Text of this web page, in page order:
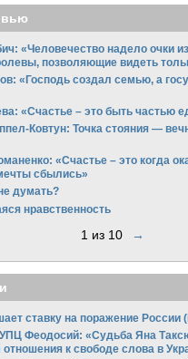
«Человечество надело очки
позволяющие видеть
«Господь создал семью, а
«Счастье – это быть частью
Ковтун: Точка стояния —
«Счастье – это когда
сбылись»
думать?
нравственность
1 из 10 →
ставку на поражение России
Феодосий: «Судьба Яна
отношения к свободе слова в